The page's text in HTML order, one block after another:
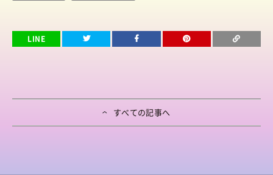
LINE
すべての記事へ